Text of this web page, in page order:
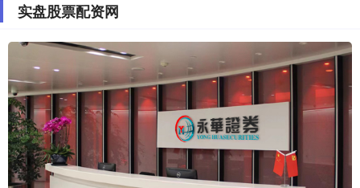
实盘股票配资网